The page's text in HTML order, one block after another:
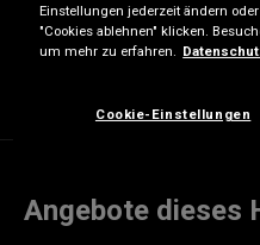
Samstag
Sonntag
Angebote dieses
Einstellungen jederzeit ändern
"Cookies ablehnen" klicken.
um mehr zu erfahren.
Cookie-Einstellungen